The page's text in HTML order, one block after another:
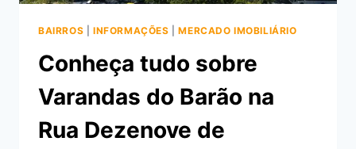
BAIRROS INFORMAÇÕES |MERCADO IMOBILIÁRIO
Conheça tudo sobre
Varandas do Barão na
Rua Dezenove de